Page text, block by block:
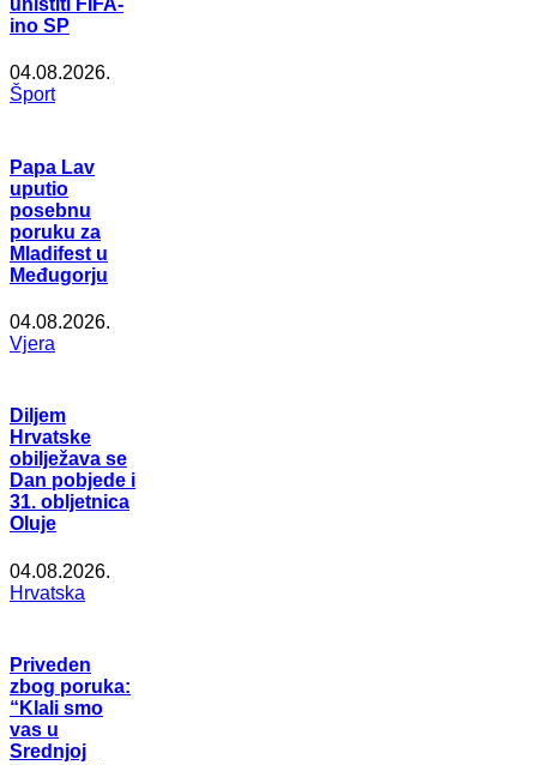
uništiti FIFA-
ino SP
04.08.2026.
Šport
Papa Lav
uputio
posebnu
poruku za
Mladifest u
Međugorju
04.08.2026.
Vjera
Diljem
Hrvatske
obilježava se
Dan pobjede i
31. obljetnica
Oluje
04.08.2026.
Hrvatska
Priveden
zbog poruka:
“Klali smo
vas u
Srednjoj